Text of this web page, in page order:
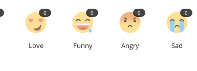
Love
0
Funny
0
Angry
0
Sad
0